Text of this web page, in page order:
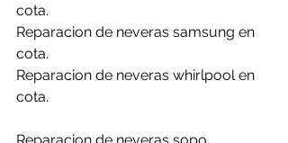
cota.
Reparacion de neveras samsung en
cota.
Reparacion de neveras whirlpool en
cota.
Reparacion de neveras sopo.